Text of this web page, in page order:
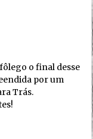
o final desse
por um
Trás.